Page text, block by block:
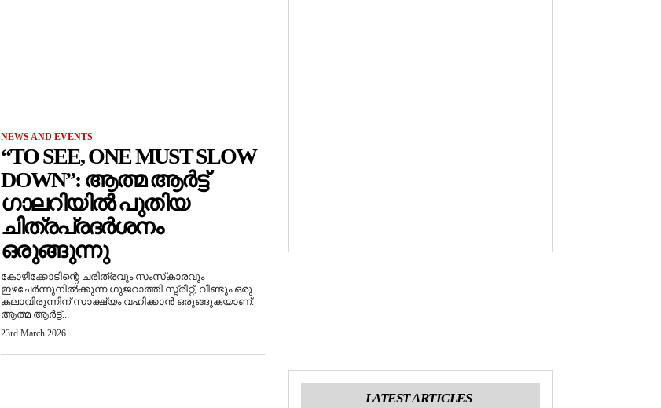
NEWS AND EVENTS
“TO SEE, ONE MUST SLOW
DOWN”: ആത്മ ആർട്ട്
ഗാലറിയിൽ പുതിയ
ചിത്രപ്രദർശനം
ഒരുങ്ങുന്നു
കോഴിക്കോടിന്റെ ചരിത്രവും സംസ്‌കാരവും
ഇഴചേർന്നുനിൽക്കുന്ന ഗുജറാത്തി സ്ട്രീറ്റ്, വീണ്ടും ഒരു
കലാവിരുന്നിന് സാക്ഷ്യം വഹിക്കാൻ ഒരുങ്ങുകയാണ്.
ആത്മ ആർട്ട്...
23rd March 2026
LATEST ARTICLES